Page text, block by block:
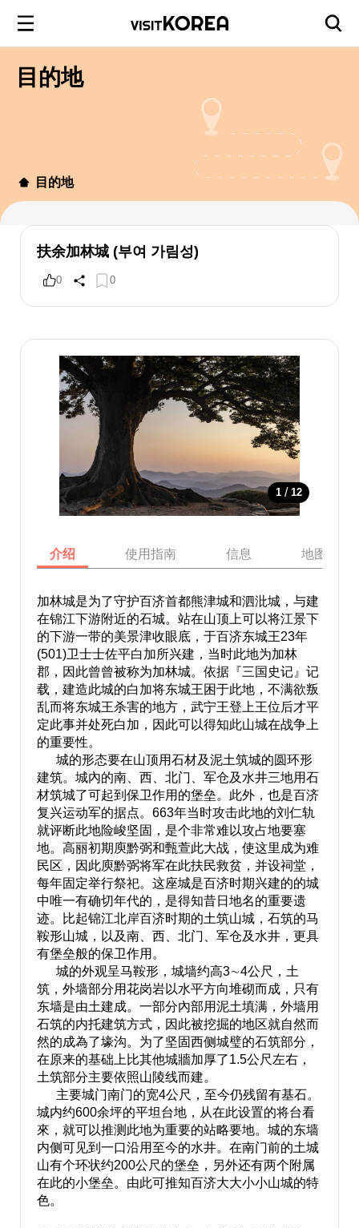
目的地
目的地
扶余加林城 (부여 가림성)
0 0
1 / 12
介绍 使用指南 信息 地图
加林城是为了守护百济首都熊津城和泗沘城，与建
在锦江下游附近的石城。站在山顶上可以将江景下
的下游一带的美景津收眼底，于百济东城王23年
(501)卫士士佐平白加所兴建，当时此地为加林
郡，因此曾曾被称为加林城。依据『三国史记』记
载，建造此城的白加将东城王困于此地，不满欲叛
乱而将东城王杀害的地方，武宁王登上王位后才平
定此事并处死白加，因此可以得知此山城在战争上
的重要性。
城的形态要在山顶用石材及泥土筑城的圆环形
建筑。城內的南、西、北门、军仓及水井三地用石
材筑城了可起到保卫作用的堡垒。此外，也是百济
复兴运动军的据点。663年当时攻击此地的刘仁轨
就评断此地险峻坚固，是个非常难以攻占地要塞
地。高丽初期庾黔弼和甄萱此大战，使这里成为难
民区，因此庾黔弼将军在此扶民救贫，并设祠堂，
每年固定举行祭祀。这座城是百济时期兴建的的城
中唯一有确切年代的，是得知昔日地名的重要遗
迹。比起锦江北岸百济时期的土筑山城，石筑的马
鞍形山城，以及南、西、北门、军仓及水井，更具
有堡垒般的保卫作用。
城的外观呈马鞍形，城墙约高3∼4公尺，土
筑，外墙部分用花岗岩以水平方向堆砌而成，只有
东墙是由土建成。一部分內部用泥土填满，外墙用
石筑的内托建筑方式，因此被挖掘的地区就自然而
然的成為了壕沟。为了坚固西侧城璧的石筑部分，
在原来的基础上比其他城牆加厚了1.5公尺左右，
土筑部分主要依照山陵线而建。
主要城门南门的宽4公尺，至今仍残留有基石。
城内约600余坪的平坦台地，从在此设置的将台看
來，就可以推测此地为重要的站略要地。城的东墙
内侧可见到一口沿用至今的水井。在南门前的土城
山有个环状约200公尺的堡垒，另外还有两个附属
在此的小堡垒。由此可推知百济大大小小山城的特
色。